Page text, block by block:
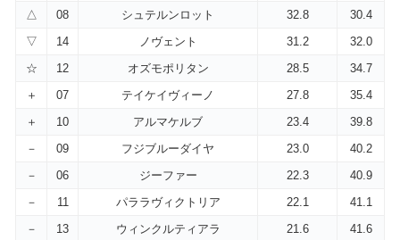
△
08 シュテルンロット 32.8
30.4
▽
14 ノヴェント 31.2
32.0
☆
12 オズモポリタン 28.5
34.7
＋
07 テイケイヴィーノ 27.8
35.4
＋
10 アルマケルブ 23.4
39.8
－
09 フジブルーダイヤ 23.0
40.2
－
06 ジーファー 22.3
40.9
－
11 パララヴィクトリア 22.1
41.1
－
13 ウィンクルティアラ 21.6
41.6